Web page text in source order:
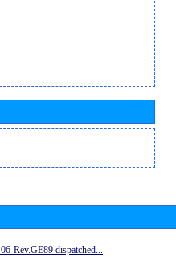
Rev.GE89 dispatched...